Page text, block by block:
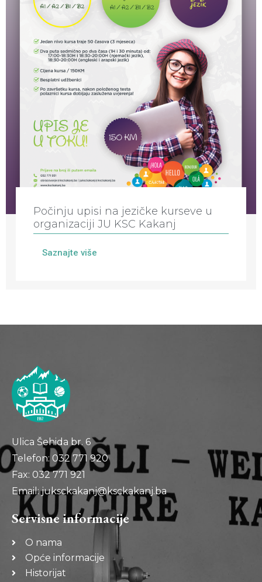
Počinju upisi na jezičke kurseve u
organizaciji JU KSC Kakanj
Saznajte više
Ulica Šehida br. 6
Telefon: 032 771 920
Fax: 032 771 921
Email: juksckakanj@ksckakanj.ba
Servisne informacije
O nama
Opće informacije
Historijat